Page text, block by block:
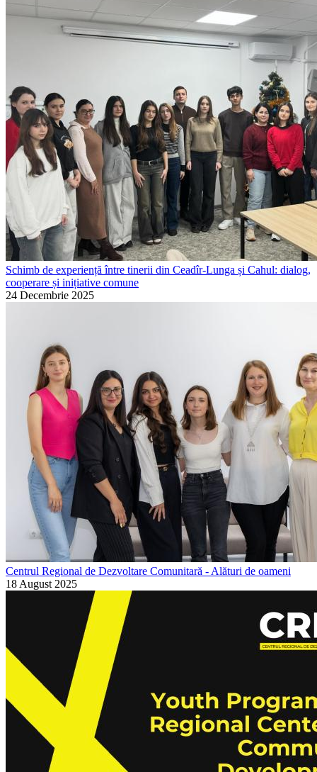
Schimb de experiență între tinerii din Ceadîr-Lunga și Cahul: dialog,
cooperare și inițiative comune
24 Decembrie 2025
Centrul Regional de Dezvoltare Comunitară - Alături de oameni
18 August 2025